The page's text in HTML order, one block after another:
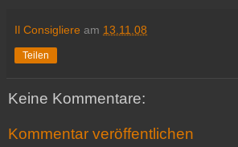
Il Consigliere am 13.11.08
Teilen
Keine Kommentare:
Kommentar veröffentlichen